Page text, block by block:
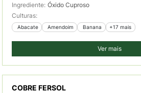
Ingrediente: Óxido Cuproso
Culturas:
Abacate Amendoim Banana +17 mais
Ver mais
COBRE FERSOL